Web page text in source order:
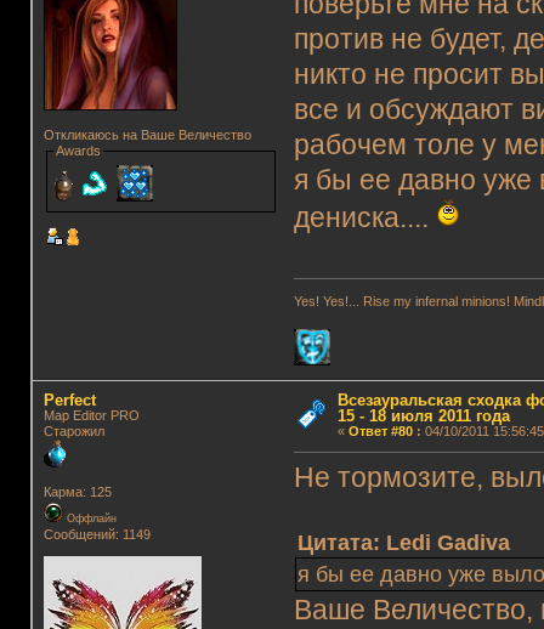
Откликаюсь на Ваше Величество
Awards
против не будет,
никто не просит
все и обсуждают
рабочем толе у
я бы ее давно уже
дениска....
Yes! Yes!... Rise my infernal minions!
Perfect
Map Editor PRO
Старожил
Карма: 125
Оффлайн
Сообщений: 1149
Всезауральская сходка
15 - 18 июля 2011 года
« Ответ #80: 04/10/2011
Не тормозите,
Цитата: Ledi Gadiva
я бы ее давно уже
Ваше Величество,